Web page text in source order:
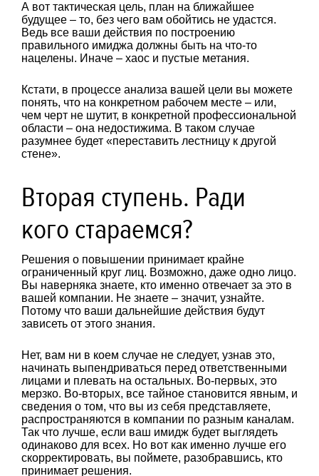
А вот тактическая цель, план на ближайшее
будущее – то, без чего вам обойтись не удастся.
Ведь все ваши действия по построению
правильного имиджа должны быть на что-то
нацелены. Иначе – хаос и пустые метания.
Кстати, в процессе анализа вашей цели вы можете
понять, что на конкретном рабочем месте – или,
чем черт не шутит, в конкретной профессиональной
области – она недостижима. В таком случае
разумнее будет «переставить лестницу к другой
стене».
Вторая ступень. Ради
кого стараемся?
Решения о повышении принимает крайне
ограниченный круг лиц. Возможно, даже одно лицо.
Вы наверняка знаете, кто именно отвечает за это в
вашей компании. Не знаете – значит, узнайте.
Потому что ваши дальнейшие действия будут
зависеть от этого знания.
Нет, вам ни в коем случае не следует, узнав это,
начинать выпендриваться перед ответственными
лицами и плевать на остальных. Во-первых, это
мерзко. Во-вторых, все тайное становится явным, и
сведения о том, что вы из себя представляете,
распространяются в компании по разным каналам.
Так что лучше, если ваш имидж будет выглядеть
одинаково для всех. Но вот как именно лучше его
скорректировать, вы поймете, разобравшись, кто
принимает решения.